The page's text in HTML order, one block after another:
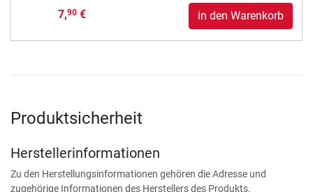
7,90€ in den Warenkorb
Produktsicherheit
Herstellerinformationen
Zu den Herstellungsinformationen gehören die Adresse und
zugehörige Informationen des Herstellers des Produkts.